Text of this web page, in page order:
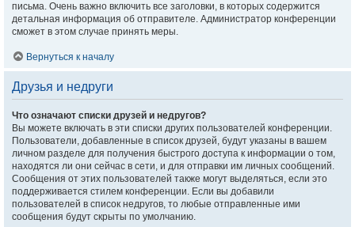
письма. Очень важно включить все заголовки, в которых содержится
детальная информация об отправителе. Администратор конференции
сможет в этом случае принять меры.
Вернуться к началу
Друзья и недруги
Что означают списки друзей и недругов?
Вы можете включать в эти списки других пользователей конференции.
Пользователи, добавленные в список друзей, будут указаны в вашем
личном разделе для получения быстрого доступа к информации о том,
находятся ли они сейчас в сети, и для отправки им личных сообщений.
Сообщения от этих пользователей также могут выделяться, если это
поддерживается стилем конференции. Если вы добавили
пользователей в список недругов, то любые отправленные ими
сообщения будут скрыты по умолчанию.